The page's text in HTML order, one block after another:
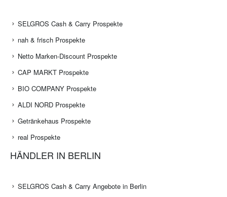
SELGROS Cash & Carry Prospekte
nah & frisch Prospekte
Netto Marken-Discount Prospekte
CAP MARKT Prospekte
BIO COMPANY Prospekte
ALDI NORD Prospekte
Getränkehaus Prospekte
real Prospekte
HÄNDLER IN BERLIN
SELGROS Cash & Carry Angebote in Berlin